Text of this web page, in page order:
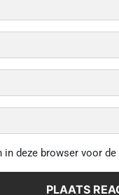
deze browser voor